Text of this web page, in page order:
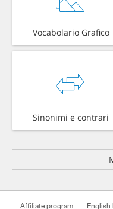
Vocabolario Grafico
Sinonimi e contrari
Affiliate program English